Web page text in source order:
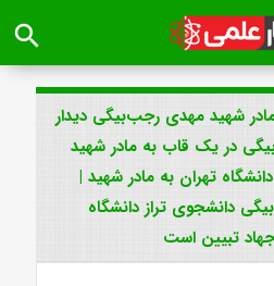
search
شهید مهدی رجب‌بیگی دیدار
در یک قاب به مادر شهید
تهران به مادر شهید |
دانشجوی تراز دانشگاه
تبیین است